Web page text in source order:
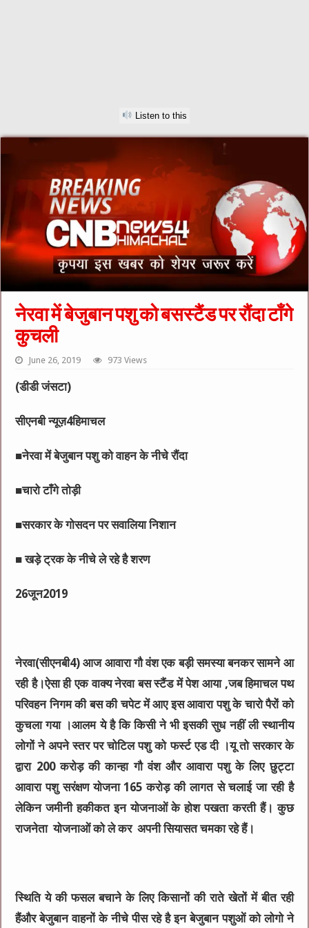
Listen to this
नेरवा में बेजुबान पशु को बसस्टैंड पर रौंदा टाँगे
कुचली
June 26, 2019 973 Views
(डीडी जंसटा)
सीएनबी न्यूज़4हिमाचल
■नेरवा में बेजुबान पशु को वाहन के नीचे रौंदा
■चारो टाँगे तोड़ी
■सरकार के गोसदन पर सवालिया निशान
■ खड़े ट्रक के नीचे ले रहे है शरण
26जून2019
नेरवा(सीएनबी4) आज आवारा गौ वंश एक बड़ी समस्या बनकर सामने आ
रही है।ऐसा ही एक वाक्य नेरवा बस स्टैंड में पेश आया ,जब हिमाचल पथ
परिवहन निगम की बस की चपेट में आए इस आवारा पशु के चारो पैरों को
कुचला गया ।आलम ये है कि किसी ने भी इसकी सुध नहीं ली स्थानीय
लोगों ने अपने स्तर पर चोटिल पशु को फर्स्ट एड दी ।यू तो सरकार के
द्वारा 200 करोड़ की कान्हा गौ वंश और आवारा पशु के लिए छुट्टा
आवारा पशु सरंक्षण योजना 165 करोड़ की लागत से चलाई जा रही है
लेकिन जमीनी हकीकत इन योजनाओं के होश पखता करती हैं। कुछ
राजनेता योजनाओं को ले कर अपनी सियासत चमका रहे हैं।
स्थिति ये की फसल बचाने के लिए किसानों की राते खेतों में बीत रही
हैंऔर बेजुबान वाहनों के नीचे पीस रहे है इन बेजुबान पशुओं को लोगो ने